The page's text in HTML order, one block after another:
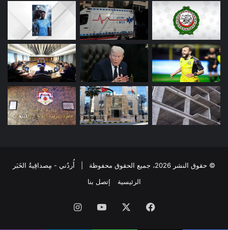
© حقوق النشر 2026، جميع الحقوق محفوظة | أُردُني - مِصداقِيةُ الخَبَر
الرئيسية
إتصل بنا
فيسبوك ‫YouTube